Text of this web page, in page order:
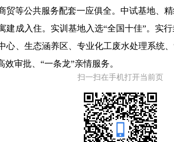
贸等公共服务配套一应俱全。中试基地、
建成入住。实训基地入选“全国十佳”。实
心、生态涵养区、专业化工废水处理系统
审批、“一条龙”亲情服务。
扫一扫在手机打开当前页